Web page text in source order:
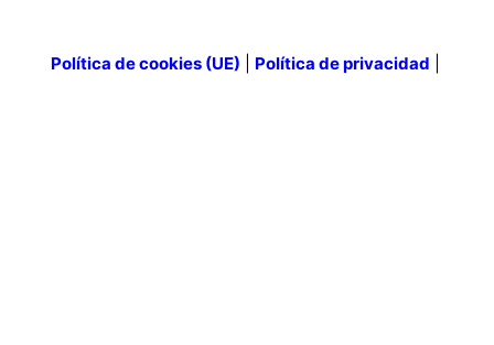
Política de cookies (UE) Política de privacidad